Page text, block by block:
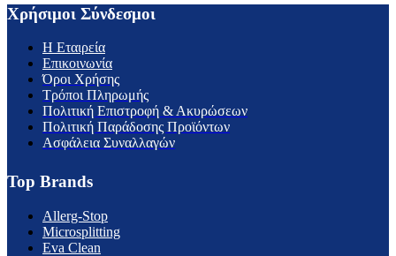
Χρήσιμοι Σύνδεσμοι
H Εταιρεία
Επικοινωνία
Όροι Χρήσης
Τρόποι Πληρωμής
Πολιτική Επιστροφή & Ακυρώσεων
Πολιτική Παράδοσης Προϊόντων
Ασφάλεια Συναλλαγών
Top Brands
Allerg-Stop
Microsplitting
Eva Clean